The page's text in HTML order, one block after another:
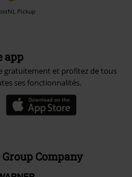
Pickup
app
gratuitement et profitez de tous
ses fonctionnalités.
Company